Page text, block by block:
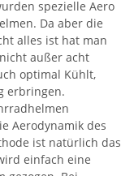
spezielle Aero
Da aber die
alles ist hat man
außer acht
optimal Kühlt,
erbringen.
Aerodynamik des
ist natürlich das
einfach eine